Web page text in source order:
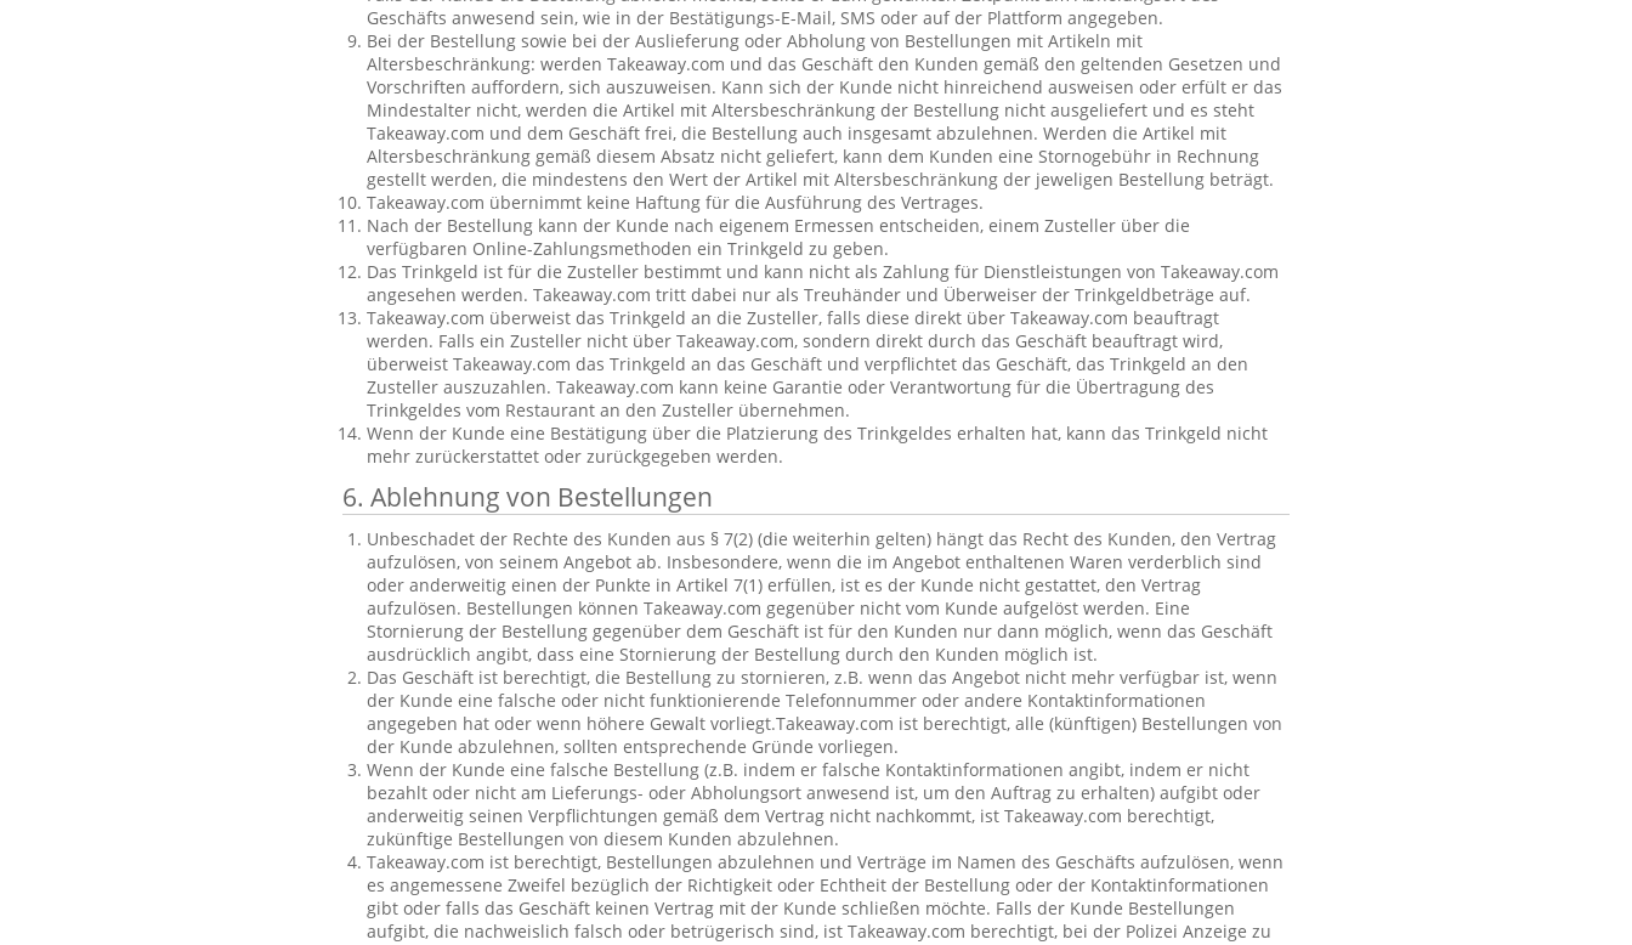
Geschäfts anwesend sein, wie in der Bestätigungs-E-Mail, SMS oder auf der Plattform angegeben.
Bei der Bestellung sowie bei der Auslieferung oder Abholung von Bestellungen mit Artikeln mit
Altersbeschränkung: werden Takeaway.com und das Geschäft den Kunden gemäß den geltenden Gesetzen und
Vorschriften auffordern, sich auszuweisen. Kann sich der Kunde nicht hinreichend ausweisen oder erfült er das
Mindestalter nicht, werden die Artikel mit Altersbeschränkung der Bestellung nicht ausgeliefert und es steht
Takeaway.com und dem Geschäft frei, die Bestellung auch insgesamt abzulehnen. Werden die Artikel mit
Altersbeschränkung gemäß diesem Absatz nicht geliefert, kann dem Kunden eine Stornogebühr in Rechnung
gestellt werden, die mindestens den Wert der Artikel mit Altersbeschränkung der jeweligen Bestellung beträgt.
Takeaway.com übernimmt keine Haftung für die Ausführung des Vertrages.
Nach der Bestellung kann der Kunde nach eigenem Ermessen entscheiden, einem Zusteller über die
verfügbaren Online-Zahlungsmethoden ein Trinkgeld zu geben.
Das Trinkgeld ist für die Zusteller bestimmt und kann nicht als Zahlung für Dienstleistungen von Takeaway.com
angesehen werden. Takeaway.com tritt dabei nur als Treuhänder und Überweiser der Trinkgeldbeträge auf.
Takeaway.com überweist das Trinkgeld an die Zusteller, falls diese direkt über Takeaway.com beauftragt
werden. Falls ein Zusteller nicht über Takeaway.com, sondern direkt durch das Geschäft beauftragt wird,
überweist Takeaway.com das Trinkgeld an das Geschäft und verpflichtet das Geschäft, das Trinkgeld an den
Zusteller auszuzahlen. Takeaway.com kann keine Garantie oder Verantwortung für die Übertragung des
Trinkgeldes vom Restaurant an den Zusteller übernehmen.
Wenn der Kunde eine Bestätigung über die Platzierung des Trinkgeldes erhalten hat, kann das Trinkgeld nicht
mehr zurückerstattet oder zurückgegeben werden.
6. Ablehnung von Bestellungen
Unbeschadet der Rechte des Kunden aus § 7(2) (die weiterhin gelten) hängt das Recht des Kunden, den Vertrag
aufzulösen, von seinem Angebot ab. Insbesondere, wenn die im Angebot enthaltenen Waren verderblich sind
oder anderweitig einen der Punkte in Artikel 7(1) erfüllen, ist es der Kunde nicht gestattet, den Vertrag
aufzulösen. Bestellungen können Takeaway.com gegenüber nicht vom Kunde aufgelöst werden. Eine
Stornierung der Bestellung gegenüber dem Geschäft ist für den Kunden nur dann möglich, wenn das Geschäft
ausdrücklich angibt, dass eine Stornierung der Bestellung durch den Kunden möglich ist.
Das Geschäft ist berechtigt, die Bestellung zu stornieren, z.B. wenn das Angebot nicht mehr verfügbar ist, wenn
der Kunde eine falsche oder nicht funktionierende Telefonnummer oder andere Kontaktinformationen
angegeben hat oder wenn höhere Gewalt vorliegt.Takeaway.com ist berechtigt, alle (künftigen) Bestellungen von
der Kunde abzulehnen, sollten entsprechende Gründe vorliegen.
Wenn der Kunde eine falsche Bestellung (z.B. indem er falsche Kontaktinformationen angibt, indem er nicht
bezahlt oder nicht am Lieferungs- oder Abholungsort anwesend ist, um den Auftrag zu erhalten) aufgibt oder
anderweitig seinen Verpflichtungen gemäß dem Vertrag nicht nachkommt, ist Takeaway.com berechtigt,
zukünftige Bestellungen von diesem Kunden abzulehnen.
Takeaway.com ist berechtigt, Bestellungen abzulehnen und Verträge im Namen des Geschäfts aufzulösen, wenn
es angemessene Zweifel bezüglich der Richtigkeit oder Echtheit der Bestellung oder der Kontaktinformationen
gibt oder falls das Geschäft keinen Vertrag mit der Kunde schließen möchte. Falls der Kunde Bestellungen
aufgibt, die nachweislich falsch oder betrügerisch sind, ist Takeaway.com berechtigt, bei der Polizei Anzeige zu